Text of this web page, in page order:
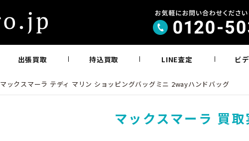
出張買取 持込買取 LINE査定 ビ
マックスマーラ テディ マリン ショッピングバッグミニ 2wayハンドバッグ
マックスマーラ 買取